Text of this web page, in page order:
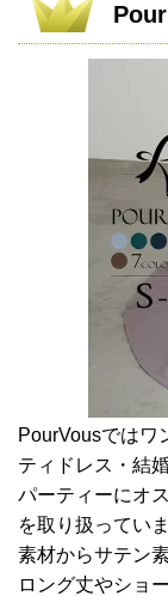
PourVousではワ
ティドレス・結
パーティーにオ
を取り扱ってい
素材からサテン
ロング丈やショ